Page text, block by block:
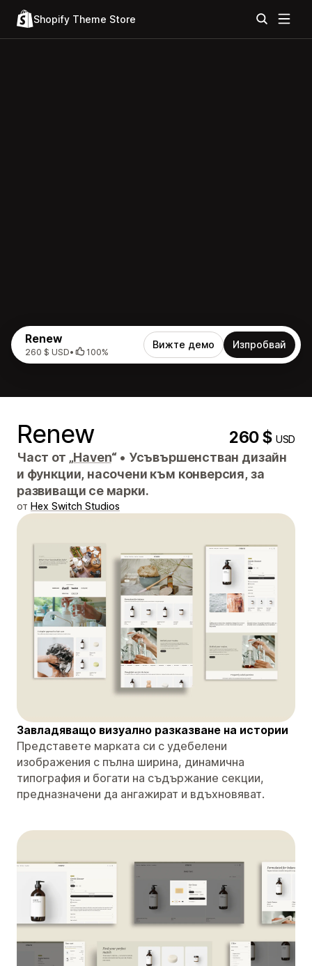
Shopify Theme Store
Renew
260 $ USD• 100%
Вижте демо Изпробвай
Renew 260 $USD
Част от „Haven“ • Усъвършенстван дизайн
и функции, насочени към конверсия, за
развиващи се марки.
от Hex Switch Studios
Завладяващо визуално разказване на истории
Представете марката си с удебелени
изображения с пълна ширина, динамична
типография и богати на съдържание секции,
предназначени да ангажират и вдъхновяват.